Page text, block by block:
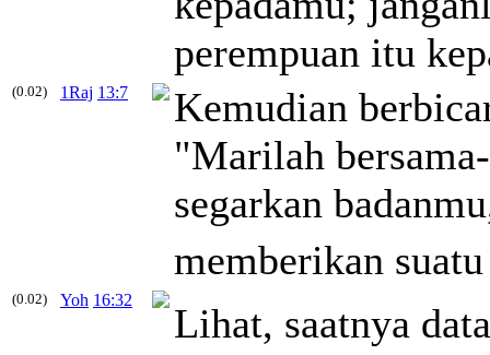
perempuan itu
(0.02) 1Raj 13:7
Kemudian
"Marilah
segarkan
memberikan
(0.02) Yoh 16:32
Lihat, saatnya